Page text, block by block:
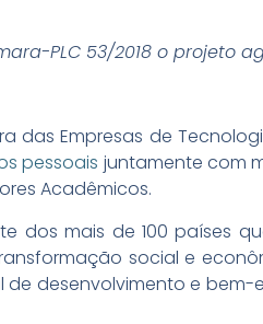
PLC 53/2018 o projeto
Empresas de
pessoais juntamente com
Acadêmicos.
dos mais de 100 países
social e
desenvolvimento e